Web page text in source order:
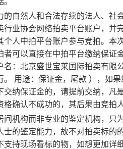
自然人和合法存续的法人、社
业协会网络拍卖平台账户，并
人中拍平台账户参与竞拍。本
可以直接在中拍平台缴纳保证
：北京盛世宝莱国际拍卖有限
用途：保证金，尾款 ），如
纳保证金的，请提前交纳，凡
确认不成功的，其后果由竞拍
机构而非专业的鉴定机构，只
的鉴定能力，故不对拍卖标的
持现场看标的物，如想更加详